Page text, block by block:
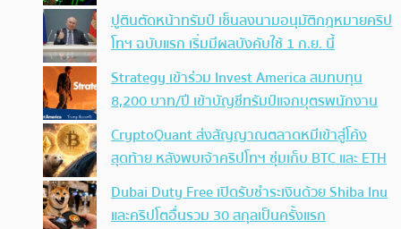
ปูตินตัดหน้าทรัมป์ เซ็นลงนามอนุมัติกฎหมายคริป
โทฯ ฉบับแรก เริ่มมีผลบังคับใช้ 1 ก.ย. นี้
Strategy เข้าร่วม Invest America สมทบทุน
8,200 บาท/ปี เข้าบัญชีทรัมป์แจกบุตรพนักงาน
CryptoQuant ส่งสัญญาณตลาดหมีเข้าสู่โค้ง
สุดท้าย หลังพบเจ้าคริปโทฯ ซุ่มเก็บ BTC และ ETH
Dubai Duty Free เปิดรับชำระเงินด้วย Shiba Inu
และคริปโตอื่นรวม 30 สกุลเป็นครั้งแรก